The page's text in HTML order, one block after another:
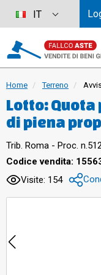
Home Terreno
Lotto:
di piena
sito in Roma
Sezione C
Trib. Roma - Proc.
Codice vendita:
Visite: 154
IT